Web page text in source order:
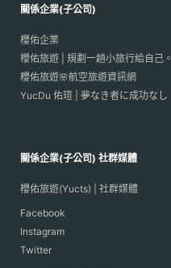
關係企業(子公司)
櫻佑企業
櫻佑旅遊 | 規劃一趟小旅行給自己。
櫻佑旅遊🌸航空旅遊資訊網
YucDu 佑瑄 | 夢なき者に成功なし
關係企業(子公司) 社群媒體
櫻佑旅遊(Yucts) | 社群媒體
Facebook
Instagram
Twitter